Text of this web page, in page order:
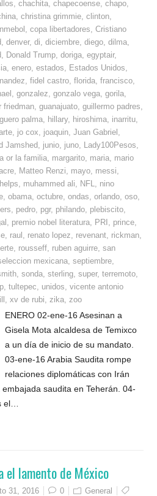
,chachita ,chapecoense ,chapo
,christina grimmie ,clinton
,copa libertadores ,Cristiano
,denver,di ,diciembre ,diego ,dilma
Donald Trump ,doriga ,egyptair,
,enero ,estados Estados Unidos
,fidel castro ,florida ,francisco
,gonzalez ,gonzalo vega ,gorila
friedman ,guanajuato ,guillermo padres
palma hillary, hiroshima inarritu
jo cox joaquin ,Juan Gabriel
Jamshed junio juno Lady100Pesos
or la familia margarito maria mario
Matteo Renzi mayo messi
muhammed ali NFL
nino
,obama ,octubre ,ondas ,orlando ,oso
pedro pgr, philando plebiscito
premio nobel literatura PRI prince
raul renato lopez revenant rickman
rousseff ruben aguirre ,san
mexicana ,septiembre
,sonda ,sterling ,super,terremoto
,tultepec unidos ,vicente antonio
,xv de rubi zika zoo
ENERO 02-ene-16 Asesinan a
Gisela Mota alcaldesa de Temixco
a un día de inicio de su mandato.
03-ene-16 Arabia Saudita rompe
relaciones diplomáticas con Irán
saudita en Teherán. 04-
el…
el lamento de México
31, 2016 0
General